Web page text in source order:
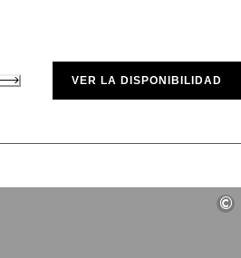
VER LA DISPONIBILIDAD
©